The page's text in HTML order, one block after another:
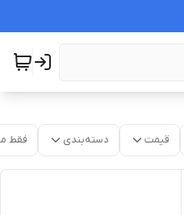
قیمت دسته‌بندی فقط